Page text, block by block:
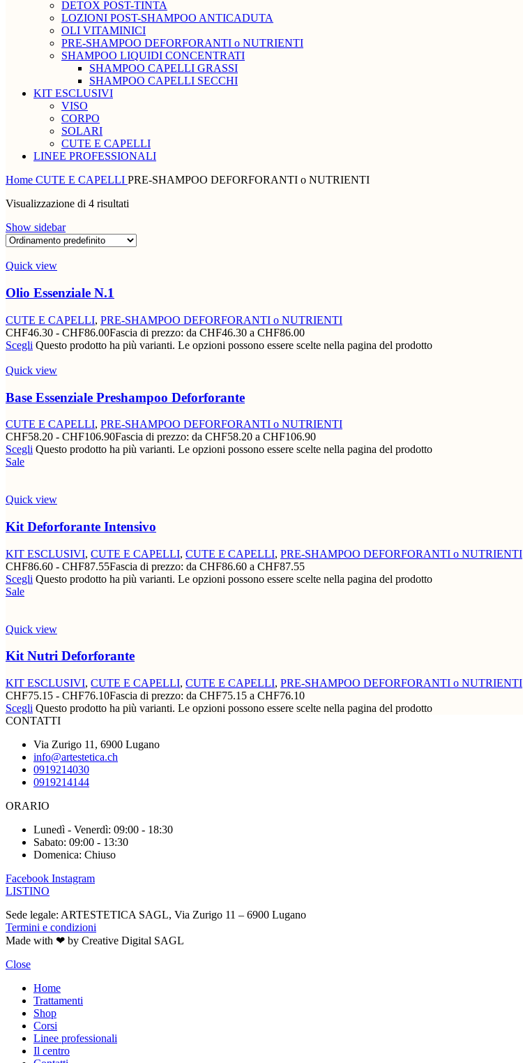
DETOX POST-TINTA
LOZIONI POST-SHAMPOO ANTICADUTA
OLI VITAMINICI
PRE-SHAMPOO DEFORFORANTI o NUTRIENTI
SHAMPOO LIQUIDI CONCENTRATI
SHAMPOO CAPELLI GRASSI
SHAMPOO CAPELLI SECCHI
KIT ESCLUSIVI
VISO
CORPO
SOLARI
CUTE E CAPELLI
LINEE PROFESSIONALI
Home CUTE E CAPELLI PRE-SHAMPOO DEFORFORANTI o NUTRIENTI
Visualizzazione di 4 risultati
Show sidebar
Quick view
Olio Essenziale N.1
CUTE E CAPELLI, PRE-SHAMPOO DEFORFORANTI o NUTRIENTI
CHF46.30 - CHF86.00Fascia di prezzo: da CHF46.30 a CHF86.00
Scegli Questo prodotto ha più varianti. Le opzioni possono essere scelte nella pagina del prodotto
Quick view
Base Essenziale Preshampoo Deforforante
CUTE E CAPELLI, PRE-SHAMPOO DEFORFORANTI o NUTRIENTI
CHF58.20 - CHF106.90Fascia di prezzo: da CHF58.20 a CHF106.90
Scegli Questo prodotto ha più varianti. Le opzioni possono essere scelte nella pagina del prodotto
Sale
Quick view
Kit Deforforante Intensivo
KIT ESCLUSIVI, CUTE E CAPELLI, CUTE E CAPELLI, PRE-SHAMPOO DEFORFORANTI o NUTRIENTI
CHF86.60 - CHF87.55Fascia di prezzo: da CHF86.60 a CHF87.55
Scegli Questo prodotto ha più varianti. Le opzioni possono essere scelte nella pagina del prodotto
Sale
Quick view
Kit Nutri Deforforante
KIT ESCLUSIVI, CUTE E CAPELLI, CUTE E CAPELLI, PRE-SHAMPOO DEFORFORANTI o NUTRIENTI
CHF75.15 - CHF76.10Fascia di prezzo: da CHF75.15 a CHF76.10
Scegli Questo prodotto ha più varianti. Le opzioni possono essere scelte nella pagina del prodotto
CONTATTI
Via Zurigo 11, 6900 Lugano
info@artestetica.ch
0919214030
0919214144
ORARIO
Lunedì - Venerdì: 09:00 - 18:30
Sabato: 09:00 - 13:30
Domenica: Chiuso
Facebook Instagram
LISTINO
Sede legale: ARTESTETICA SAGL, Via Zurigo 11 – 6900 Lugano
Termini e condizioni
Made with ❤ by Creative Digital SAGL
Close
Home
Trattamenti
Shop
Corsi
Linee professionali
Il centro